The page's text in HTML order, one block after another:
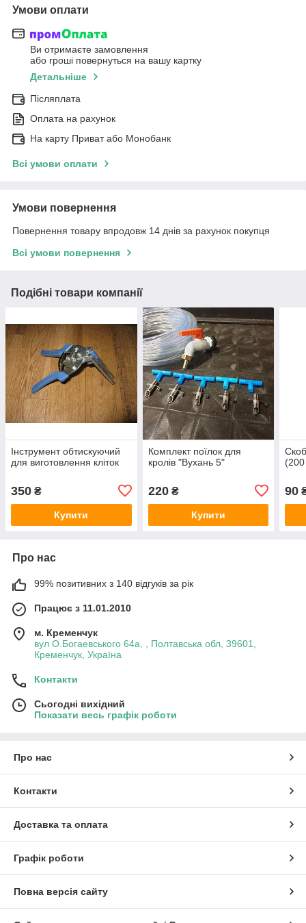
Умови оплати
Ви отримаєте замовлення
або гроші повернуться на вашу картку
Детальніше
Післяплата
Оплата на рахунок
На карту Приват або Монобанк
Всі умови оплати
Умови повернення
Повернення товару впродовж 14 днів за рахунок покупця
Всі умови повернення
Подібні товари компанії
Інструмент обтискуючий
для виготовлення кліток
350 ₴
Купити
Комплект поїлок для
кролів "Вухань 5"
220₴
Купити
90
Про нас
99% позитивних з 140 відгуків за рік
Працює з 11.01.2010
м. Кременчук
вул О.Богаевського 64а, , Полтавська обл, 39601,
Кременчук, Україна
Контакти
Сьогодні вихідний
Показати весь графік роботи
Про нас
Контакти
Доставка та оплата
Графік роботи
Повна версія сайту